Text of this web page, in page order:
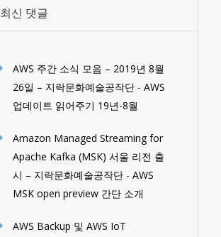
최신 댓글
AWS 주간 소식 모음 – 2019년 8월
26일 – 지락문화예술공작단 - AWS
업데이트 읽어주기 19년-8월
Amazon Managed Streaming for
Apache Kafka (MSK) 서울 리전 출
시 – 지락문화예술공작단 - AWS
MSK open preview 간단 소개
AWS Backup 및 AWS IoT